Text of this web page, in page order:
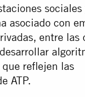
asociado con
entre las
reflejen las
ATP.